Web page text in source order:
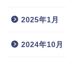
2025年1月
2024年10月